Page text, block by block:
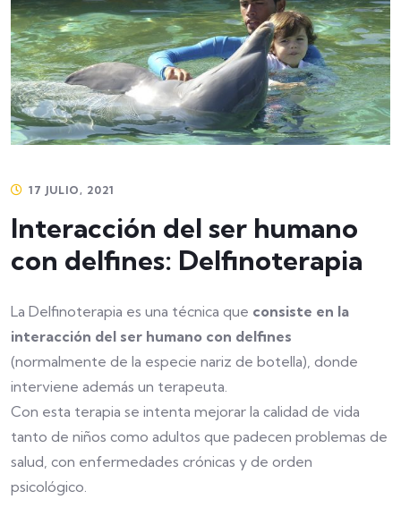
17 JULIO, 2021
Interacción del ser humano
con delfines: Delfinoterapia
La Delfinoterapia es una técnica que consiste en la
interacción del ser humano con delfines
(normalmente de la especie nariz de botella), donde
interviene además un terapeuta.
Con esta terapia se intenta mejorar la calidad de vida
tanto de niños como adultos que padecen problemas de
salud, con enfermedades crónicas y de orden
psicológico.